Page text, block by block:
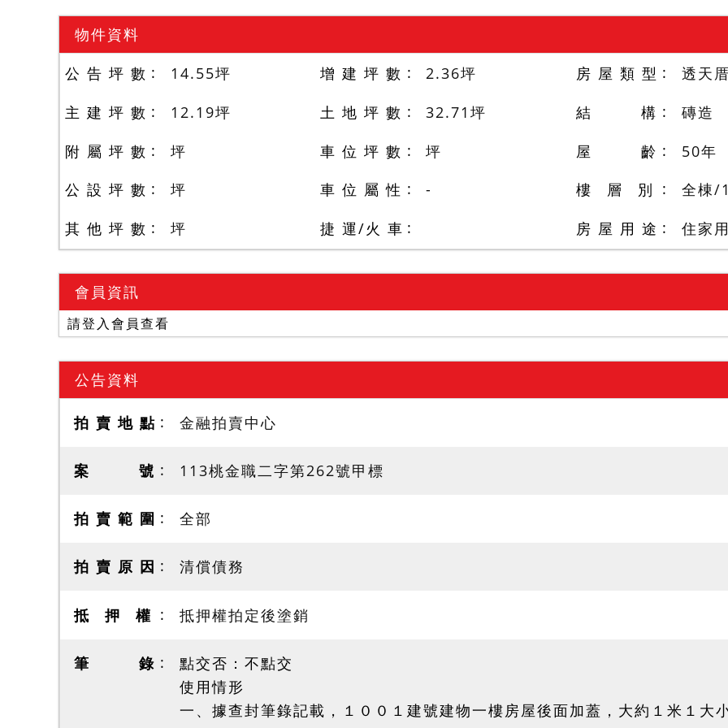
物件資料
公 告 坪 數
14.55坪
主 建 坪 數
12.19坪
附 屬 坪 數
坪
公 設 坪 數
坪
其 他 坪 數
坪
增 建 坪 數 2.36坪
土 地 坪 數
32.71坪
車 位 坪 數
坪
車 位 屬 性
-
捷 運/火 車
房 屋 類 型
透天厝
結 構
磚造
屋 齡
50年
樓 層 別
全棟/1
房 屋 用 途
住家用
會員資訊
請登入會員查看
公告資料
拍 賣 地 點 金融拍賣中心
案 號 113桃金職二字第262號甲標
拍 賣 範 圍 全部
拍 賣 原 因 清償債務
抵 押 權 抵押權拍定後塗銷
筆 錄
點交否：不點交
使用情形
一、據查封筆錄記載，１００１建號建物一樓房屋後面加蓋，大約１米１大